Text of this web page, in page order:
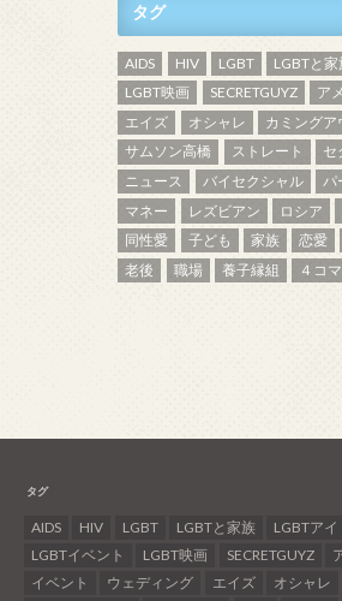
タグ
AIDS HIV LGBT LGBTと家
LGBT映画
SECRETGUYZ ア
エイズ
オシャレ カミングア
サムソン高橋
ストレート セ
ニュース
バイセクシャル パ
マネー
レズビアン ロシア
同性愛
子ども 家族 恋愛
老後
職場 養子縁組 ４コ
タグ
AIDS HIV LGBT LGBTと家族
LGBTア
LGBTイベント
LGBT映画 SECRETGUYZ
イベント
ウェディング エイズ
オシャレ